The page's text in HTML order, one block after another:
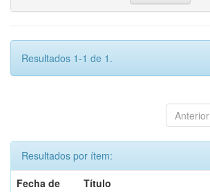
Resultados 1-1 de 1.
Anterior
Resultados por ítem:
Fecha de
Título